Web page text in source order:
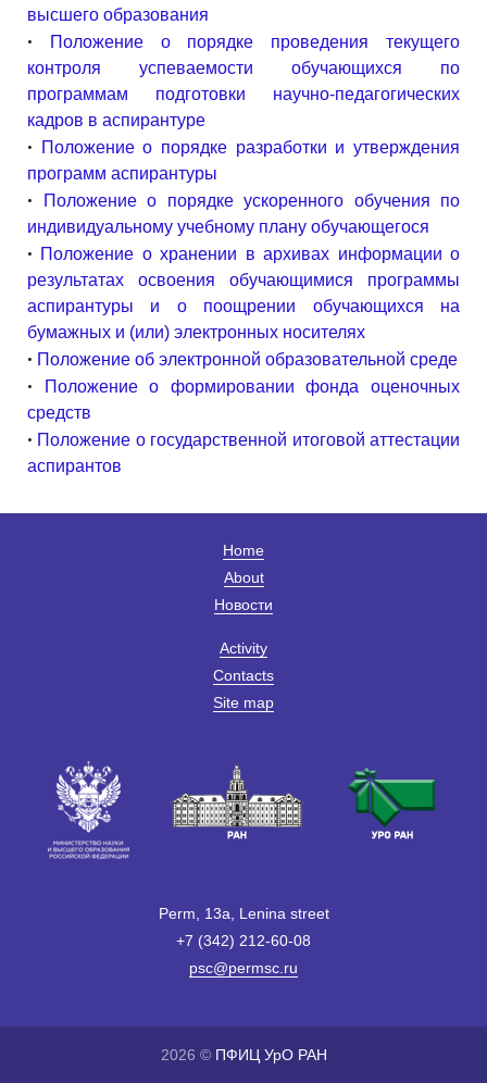
высшего образования
•
Положение о порядке проведения текущего
контроля успеваемости обучающихся по
программам подготовки научно-педагогических
кадров в аспирантуре
•
Положение о порядке разработки и утверждения
программ аспирантуры
•
Положение о порядке ускоренного обучения по
индивидуальному учебному плану обучающегося
• Положение о хранении в архивах информации о
результатах освоения обучающимися программы
аспирантуры и о поощрении обучающихся на
бумажных и (или) электронных носителях
• Положение об электронной образовательной среде
•
Положение о формировании фонда оценочных
средств
• Положение о государственной итоговой аттестации
аспирантов
Home
About
Новости
Activity
Contacts
Site map
Perm, 13a, Lenina street
+7 (342) 212-60-08
psc@permsc.ru
2026 © ПФИЦ УрО РАН